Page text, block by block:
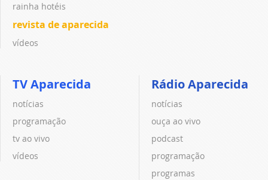
rainha hotéis
revista de aparecida
vídeos
TV Aparecida
notícias
programação
tv ao vivo
vídeos
Rádio Aparecida
notícias
ouça ao vivo
podcast
programação
programas